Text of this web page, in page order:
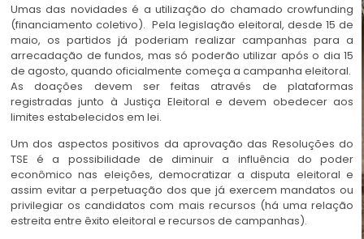
Umas das novidades é a utilização do chamado crowfunding
(financiamento coletivo). Pela legislação eleitoral, desde 15 de
maio, os partidos já poderiam realizar campanhas para a
arrecadação de fundos, mas só poderão utilizar após o dia 15
de agosto, quando oficialmente começa a campanha eleitoral.
As doações devem ser feitas através de plataformas
registradas junto à Justiça Eleitoral e devem obedecer aos
limites estabelecidos em lei.
Um dos aspectos positivos da aprovação das Resoluções do
TSE é a possibilidade de diminuir a influência do poder
econômico nas eleições, democratizar a disputa eleitoral e
assim evitar a perpetuação dos que já exercem mandatos ou
privilegiar os candidatos com mais recursos (há uma relação
estreita entre êxito eleitoral e recursos de campanhas).